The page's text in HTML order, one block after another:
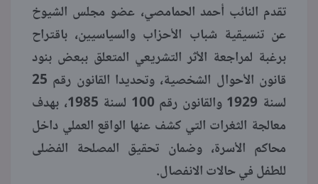
ملفات
منوعات
تقدم النائب أحمد الحمامصي، عضو مجلس الشيوخ
عن تنسيقية شباب الأحزاب والسياسيين، باقتراح
برغبة لمراجعة الأثر التشريعي المتعلق ببعض بنود
قانون الأحوال الشخصية، وتحديدا القانون رقم 25
لسنة 1929 والقانون رقم 100 لسنة 1985، بهدف
معالجة الثغرات التي كشف عنها الواقع العملي داخل
محاكم الأسرة، وضمان تحقيق المصلحة الفضلى
للطفل في حالات الانفصال.